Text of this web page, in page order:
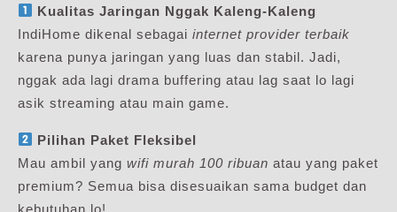
Kualitas Jaringan Nggak Kaleng-Kaleng
IndiHome dikenal sebagai internet provider terbaik
karena punya jaringan yang luas dan stabil. Jadi,
nggak ada lagi drama buffering atau lag saat lo lagi
asik streaming atau main game.
Pilihan Paket Fleksibel
Mau ambil yang wifi murah 100 ribuan atau yang paket
premium? Semua bisa disesuaikan sama budget dan
kebutuhan lo!